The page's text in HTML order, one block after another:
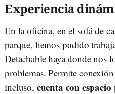
Experiencia
En la oficina, en el sofá de
parque, hemos podido
Detachable haya donde nos
problemas. Permite
incluso, cuenta con